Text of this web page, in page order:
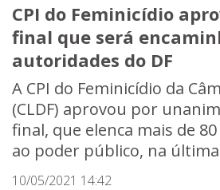
CPI do Feminicídio
final que será
autoridades do DF
A CPI do Feminicídio da
(CLDF) aprovou por
final, que elenca mais de
ao poder público, na última
10/05/2021 14:42